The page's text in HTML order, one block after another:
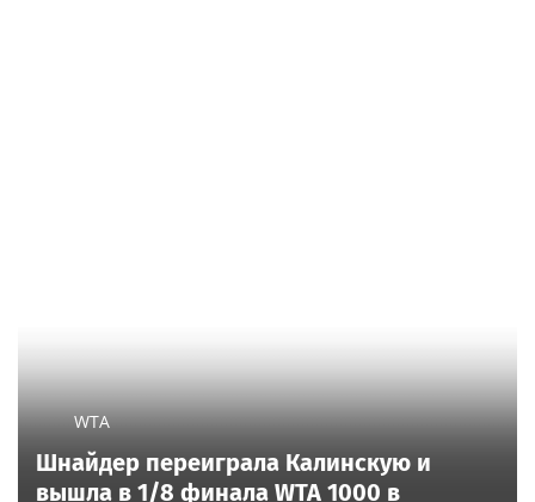
Певец Билан признался в слушателям в
любви после критики